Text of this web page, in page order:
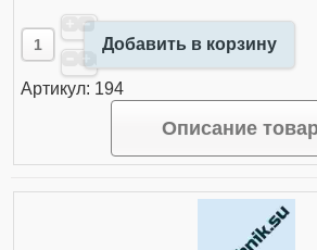
Добавить в корзину
Артикул: 194
Описание